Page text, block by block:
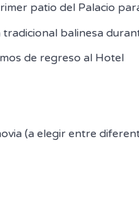
patio del Palacio
balinesa
de regreso al Hotel
(a elegir entre